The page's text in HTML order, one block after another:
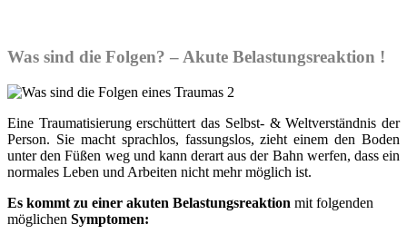
Was sind die Folgen? – Akute Belastungsreaktion !
Eine Traumatisierung erschüttert das Selbst- & Weltverständnis der
Person. Sie macht sprachlos, fassungslos, zieht einem den Boden
unter den Füßen weg und kann derart aus der Bahn werfen, dass ein
normales Leben und Arbeiten nicht mehr möglich ist.
Es kommt zu einer akuten Belastungsreaktion mit folgenden
möglichen Symptomen: